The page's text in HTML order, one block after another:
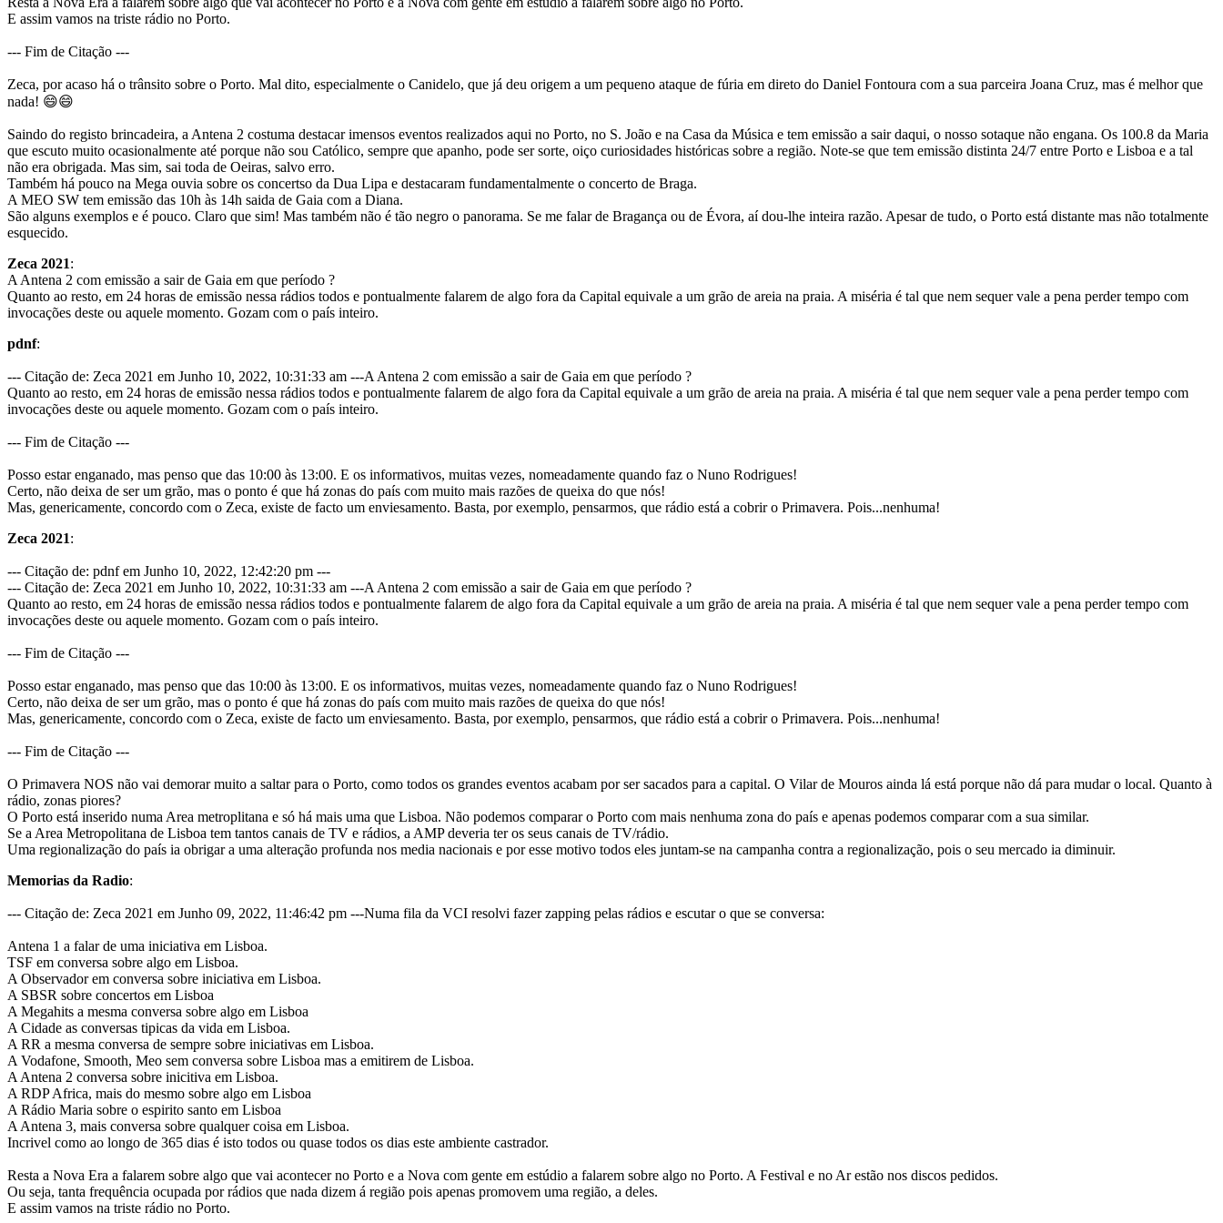
E assim vamos na triste rádio no Porto.
--- Fim de Citação ---
Zeca, por acaso há o trânsito sobre o Porto. Mal dito, especialmente o Canidelo, que já deu origem a um pequeno ataque de fúria em direto do Daniel Fontoura com a sua parceira Joana Cruz, mas é melhor que
nada! 😄😄
Saindo do registo brincadeira, a Antena 2 costuma destacar imensos eventos realizados aqui no Porto, no S. João e na Casa da Música e tem emissão a sair daqui, o nosso sotaque não engana. Os 100.8 da Maria
que escuto muito ocasionalmente até porque não sou Católico, sempre que apanho, pode ser sorte, oiço curiosidades históricas sobre a região. Note-se que tem emissão distinta 24/7 entre Porto e Lisboa e a tal
não era obrigada. Mas sim, sai toda de Oeiras, salvo erro.
Também há pouco na Mega ouvia sobre os concertso da Dua Lipa e destacaram fundamentalmente o concerto de Braga.
A MEO SW tem emissão das 10h às 14h saida de Gaia com a Diana.
São alguns exemplos e é pouco. Claro que sim! Mas também não é tão negro o panorama. Se me falar de Bragança ou de Évora, aí dou-lhe inteira razão. Apesar de tudo, o Porto está distante mas não totalmente
esquecido.
Zeca 2021:
A Antena 2 com emissão a sair de Gaia em que período ?
Quanto ao resto, em 24 horas de emissão nessa rádios todos e pontualmente falarem de algo fora da Capital equivale a um grão de areia na praia. A miséria é tal que nem sequer vale a pena perder tempo com
invocações deste ou aquele momento. Gozam com o país inteiro.
pdnf:
--- Citação de: Zeca 2021 em Junho 10, 2022, 10:31:33 am ---A Antena 2 com emissão a sair de Gaia em que período ?
Quanto ao resto, em 24 horas de emissão nessa rádios todos e pontualmente falarem de algo fora da Capital equivale a um grão de areia na praia. A miséria é tal que nem sequer vale a pena perder tempo com
invocações deste ou aquele momento. Gozam com o país inteiro.
--- Fim de Citação ---
Posso estar enganado, mas penso que das 10:00 às 13:00. E os informativos, muitas vezes, nomeadamente quando faz o Nuno Rodrigues!
Certo, não deixa de ser um grão, mas o ponto é que há zonas do país com muito mais razões de queixa do que nós!
Mas, genericamente, concordo com o Zeca, existe de facto um enviesamento. Basta, por exemplo, pensarmos, que rádio está a cobrir o Primavera. Pois...nenhuma!
Zeca 2021:
--- Citação de: pdnf em Junho 10, 2022, 12:42:20 pm ---
--- Citação de: Zeca 2021 em Junho 10, 2022, 10:31:33 am ---A Antena 2 com emissão a sair de Gaia em que período ?
Quanto ao resto, em 24 horas de emissão nessa rádios todos e pontualmente falarem de algo fora da Capital equivale a um grão de areia na praia. A miséria é tal que nem sequer vale a pena perder tempo com
invocações deste ou aquele momento. Gozam com o país inteiro.
--- Fim de Citação ---
Posso estar enganado, mas penso que das 10:00 às 13:00. E os informativos, muitas vezes, nomeadamente quando faz o Nuno Rodrigues!
Certo, não deixa de ser um grão, mas o ponto é que há zonas do país com muito mais razões de queixa do que nós!
Mas, genericamente, concordo com o Zeca, existe de facto um enviesamento. Basta, por exemplo, pensarmos, que rádio está a cobrir o Primavera. Pois...nenhuma!
--- Fim de Citação ---
O Primavera NOS não vai demorar muito a saltar para o Porto, como todos os grandes eventos acabam por ser sacados para a capital. O Vilar de Mouros ainda lá está porque não dá para mudar o local. Quanto à
rádio, zonas piores?
O Porto está inserido numa Area metroplitana e só há mais uma que Lisboa. Não podemos comparar o Porto com mais nenhuma zona do país e apenas podemos comparar com a sua similar.
Se a Area Metropolitana de Lisboa tem tantos canais de TV e rádios, a AMP deveria ter os seus canais de TV/rádio.
Uma regionalização do país ia obrigar a uma alteração profunda nos media nacionais e por esse motivo todos eles juntam-se na campanha contra a regionalização, pois o seu mercado ia diminuir.
Memorias da Radio:
--- Citação de: Zeca 2021 em Junho 09, 2022, 11:46:42 pm ---Numa fila da VCI resolvi fazer zapping pelas rádios e escutar o que se conversa:
Antena 1 a falar de uma iniciativa em Lisboa.
TSF em conversa sobre algo em Lisboa.
A Observador em conversa sobre iniciativa em Lisboa.
A SBSR sobre concertos em Lisboa
A Megahits a mesma conversa sobre algo em Lisboa
A Cidade as conversas tipicas da vida em Lisboa.
A RR a mesma conversa de sempre sobre iniciativas em Lisboa.
A Vodafone, Smooth, Meo sem conversa sobre Lisboa mas a emitirem de Lisboa.
A Antena 2 conversa sobre inicitiva em Lisboa.
A RDP Africa, mais do mesmo sobre algo em Lisboa
A Rádio Maria sobre o espirito santo em Lisboa
A Antena 3, mais conversa sobre qualquer coisa em Lisboa.
Incrivel como ao longo de 365 dias é isto todos ou quase todos os dias este ambiente castrador.
Resta a Nova Era a falarem sobre algo que vai acontecer no Porto e a Nova com gente em estúdio a falarem sobre algo no Porto. A Festival e no Ar estão nos discos pedidos.
Ou seja, tanta frequência ocupada por rádios que nada dizem á região pois apenas promovem uma região, a deles.
E assim vamos na triste rádio no Porto.